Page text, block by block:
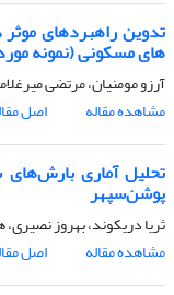
تدوین راهبردهای
های مسکونی (نمونه
آرزو مومنیان، مرتضی
مشاهده مقاله
اصل
تحلیل آماری
پوشن‌سپهر
ثریا دریکوند، بهروز
مشاهده مقاله
اصل